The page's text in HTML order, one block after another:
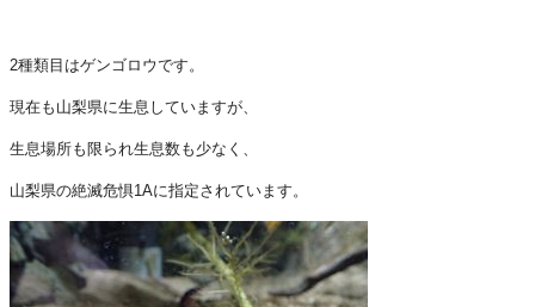
2種類目はゲンゴロウです。
現在も山梨県に生息していますが、
生息場所も限 られ生息数も少なく、
山梨県の絶滅危惧1Aに指定されています。